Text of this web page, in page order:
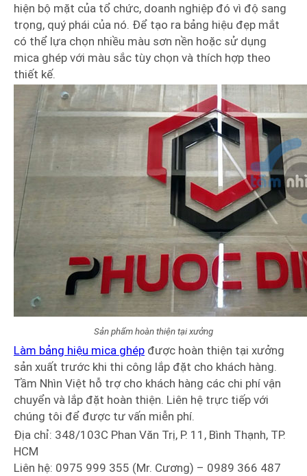
hiện bộ mặt của tổ chức, doanh nghiệp đó vì độ sang
trọng, quý phái của nó. Để tạo ra bảng hiệu đẹp mắt
có thể lựa chọn nhiều màu sơn nền hoặc sử dụng
mica ghép với màu sắc tùy chọn và thích hợp theo
thiết kế.
Sản phẩm hoàn thiện tại xưởng
Làm bảng hiệu mica ghép được hoàn thiện tại xưởng
sản xuất trước khi thi công lắp đặt cho khách hàng.
Tầm Nhìn Việt hỗ trợ cho khách hàng các chi phí vận
chuyển và lắp đặt hoàn thiện. Liên hệ trực tiếp với
chúng tôi để được tư vấn miễn phí.
Địa chỉ: 348/103C Phan Văn Trị, P. 11, Bình Thạnh, TP.
HCM
Liên hệ: 0975 999 355 (Mr. Cương) – 0989 366 487